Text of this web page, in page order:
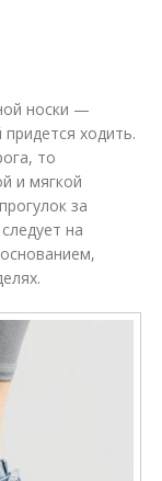
носки —
ходить.
то
и мягкой
за
на